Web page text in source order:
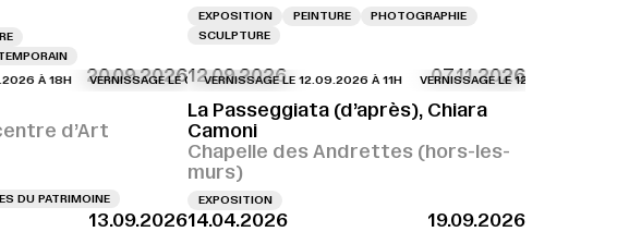
EXPOSITION PEINTURE
PHOTOGRAPHIE
SCULPTURE
20.09.2026
18H VERNISSAGE LE 09.09.2026 À 18H VERNISSAGE LE 09.09.2026 À 18H VERNISSAGE LE
d’Art
DU PATRIMOINE
12.09.2026 07.11.2026
VERNISSAGE LE 12.09.2026 À 11H VERNISSAGE LE 12.09.2026 À 11H
La Passeggiata (d’après), Chiara
Camoni
Chapelle des Andrettes (hors-les-
murs)
EXPOSITION
13.09.202614.04.2026
19.09.2026